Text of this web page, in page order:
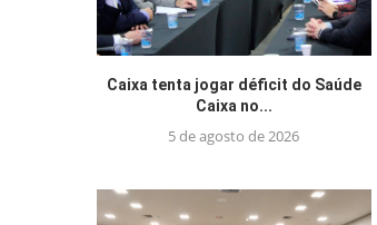
Caixa tenta jogar déficit do Saúde
Caixa no...
5 de agosto de 2026